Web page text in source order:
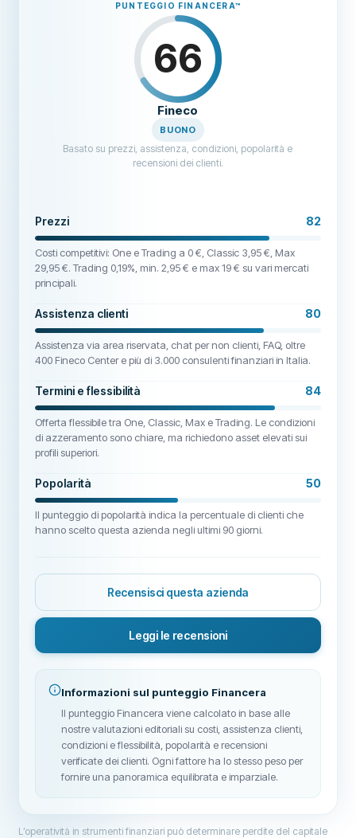
PUNTEGGIO FINANCERA™
66
Fineco
BUONO
Basato su prezzi, assistenza, condizioni, popolarità e
recensioni dei clienti.
Prezzi 82
Costi competitivi: One e Trading a 0 €, Classic 3,95 €, Max
29,95 €. Trading 0,19%, min. 2,95 € e max 19 € su vari mercati
principali.
Assistenza clienti 80
Assistenza via area riservata, chat per non clienti, FAQ, oltre
400 Fineco Center e più di 3.000 consulenti finanziari in Italia.
Termini e flessibilità 84
Offerta flessibile tra One, Classic, Max e Trading. Le condizioni
di azzeramento sono chiare, ma richiedono asset elevati sui
profili superiori.
Popolarità 50
Il punteggio di popolarità indica la percentuale di clienti che
hanno scelto questa azienda negli ultimi 90 giorni.
Recensisci questa azienda
Leggi le recensioni
Informazioni sul punteggio Financera
Il punteggio Financera viene calcolato in base alle
nostre valutazioni editoriali su costi, assistenza clienti,
condizioni e flessibilità, popolarità e recensioni
verificate dei clienti. Ogni fattore ha lo stesso peso per
fornire una panoramica equilibrata e imparziale.
L’operatività in strumenti finanziari può determinare perdite del capitale